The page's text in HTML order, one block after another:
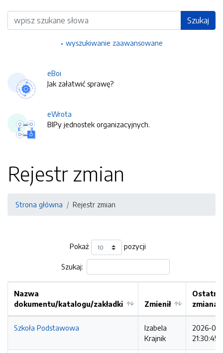
Wyszukiwarka Szukaj
wyszukiwanie zaawansowane
eBoi
Jak załatwić sprawę?
eWrota
BIPy jednostek organizacyjnych.
Rejestr zmian
Strona główna Rejestr zmian
Pokaż pozycji
Szukaj:
Nazwa
dokumentu/katalogu/zakładki
Zmienił
zmiana
Szkoła Podstawowa
Izabela
Krajnik
2026-
21:30:45